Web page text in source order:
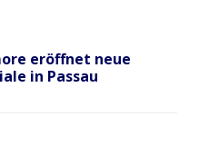
eröffnet neue
in Passau